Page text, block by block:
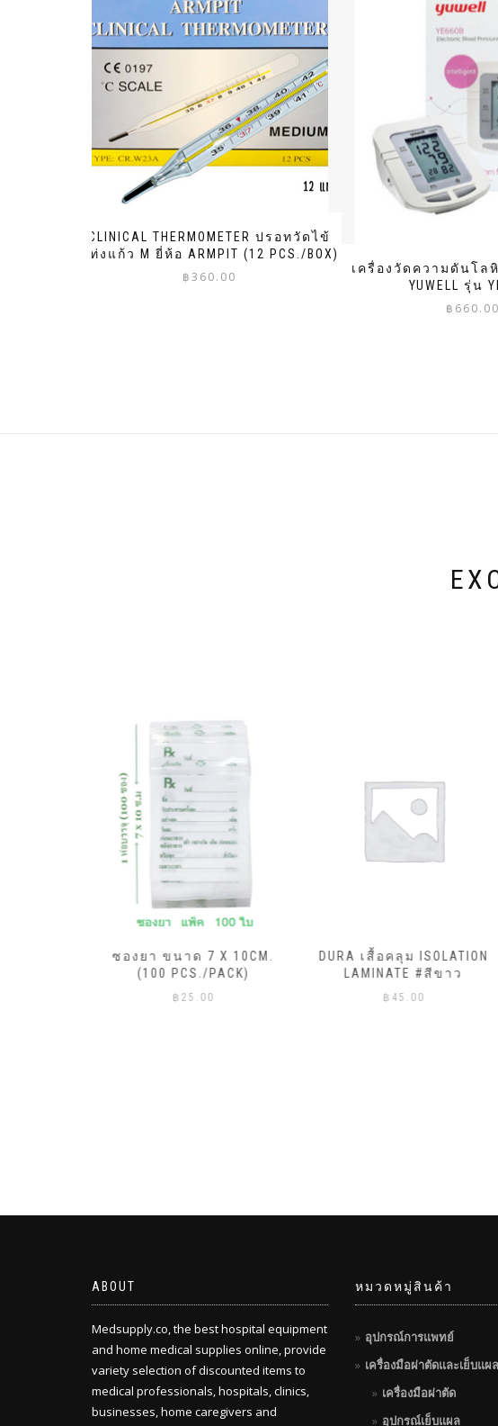
CLINICAL THERMOMETER ปรอทวัดไข้
แท่งแก้ว M ยี่ห้อ ARMPIT (12 PCS./BOX)
฿360.00
เครื่องวัดความดันโล
YUWELL รุ่น
฿ 660.00
ซองยา ขนาด 7 X 10CM.
(100 PCS./PACK)
25.00
DURA เสื้อคลุม ISOLATION
LAMINATE #สีขาว
45.00
ABOUT
Medsupply.co, the best hospital equipment
and home medical supplies online, provide
variety selection of discounted items to
medical professionals, hospitals, clinics,
businesses, home caregivers and
หมวดหมู่สินค้า
อุปกรณ์การแพทย์
เครื่องมือผ่าตัดและเย็บแผล
เครื่องมือผ่าตัด
อุปกรณ์เย็บแผล